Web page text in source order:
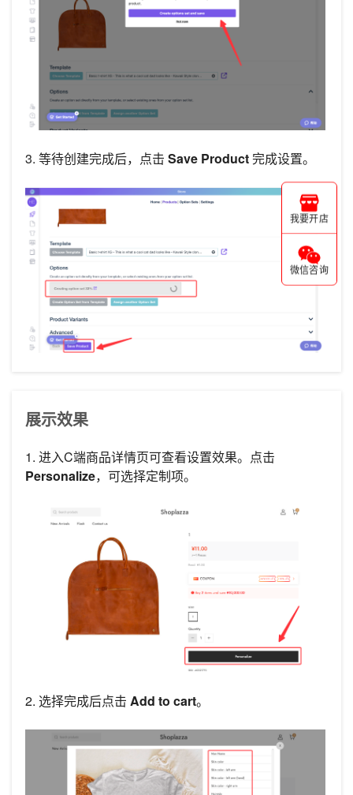
3. 等待创建完成后，点击 Save Product完成设置。
展示效果
1. 进入C端商品详情页可查看设置效果。点击
Personalize，可选择定制项。
2. 选择完成后点击 Add to cart。
我要开店
微信咨询